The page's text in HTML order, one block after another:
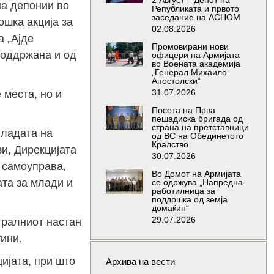
депонии во
акција за
„Ајде
и од
места, но и
на
Дирекцијата
за млади и
настан
при што
Републиката и првото
заседание на АСНОМ
02.08.2026
Промовирани нови
офицери на Армијата
во Воената академија
„Генерал Михаило
Апостолски“
31.07.2026
Посета на Прва
пешадиска бригада од
страна на претставници
од ВС на Обединетото
Кралство
30.07.2026
Во Домот на Армијата
се одржува „Напредна
работилница за
поддршка од земја
домаќин“
29.07.2026
Архива на вести